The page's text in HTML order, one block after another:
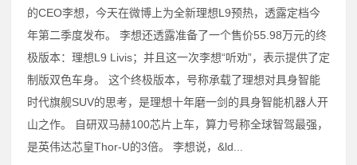
的CEO李想，今天在微博上为全新理想L9预热，透露定档今
年第二季度发布。 李想还透露准备了一个售价55.98万元的终
极版本：理想L9 Livis；并且这一次李想“听劝”，表示提供了定
制版双色车身。 这个终极版本，号称承载了理想对具身智能
时代旗舰SUV的思考，是理想十年磨一剑的具身智能机器人开
山之作。 自研双马赫100芯片上车，算力号称全球智驾最强，
是英伟达芯皇Thor-U的3倍。 李想说，&ld...